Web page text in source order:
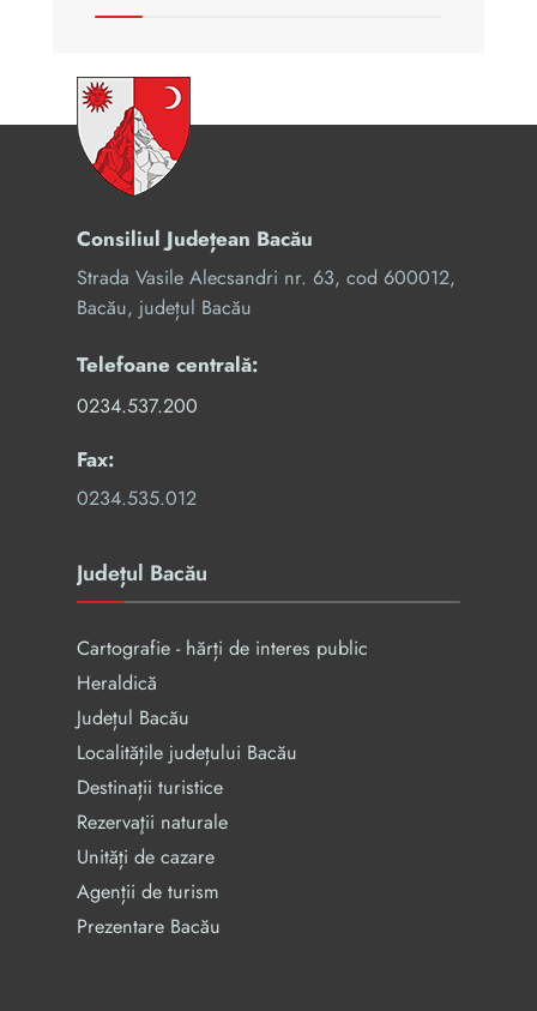
Consiliul Județean Bacău
Strada Vasile Alecsandri nr. 63, cod 600012,
Bacău, județul Bacău
Telefoane centrală:
0234.537.200
Fax:
0234.535.012
Județul Bacău
Cartografie - hărți de interes public
Heraldică
Județul Bacău
Localitățile județului Bacău
Destinații turistice
Rezervaţii naturale
Unități de cazare
Agenții de turism
Prezentare Bacău